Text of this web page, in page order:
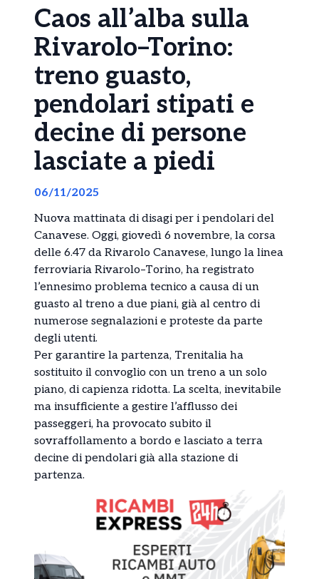
Caos all’alba sulla
Rivarolo–Torino:
treno guasto,
pendolari stipati e
decine di persone
lasciate a piedi
06/11/2025
Nuova mattinata di disagi per i pendolari del
Canavese. Oggi, giovedì 6 novembre, la corsa
delle 6.47 da Rivarolo Canavese, lungo la linea
ferroviaria Rivarolo–Torino, ha registrato
l’ennesimo problema tecnico a causa di un
guasto al treno a due piani, già al centro di
numerose segnalazioni e proteste da parte
degli utenti.
Per garantire la partenza, Trenitalia ha
sostituito il convoglio con un treno a un solo
piano, di capienza ridotta. La scelta, inevitabile
ma insufficiente a gestire l’afflusso dei
passeggeri, ha provocato subito il
sovraffollamento a bordo e lasciato a terra
decine di pendolari già alla stazione di
partenza.